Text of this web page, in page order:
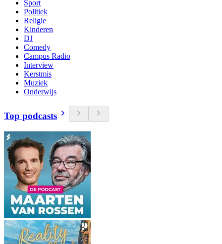
Sport
Politiek
Religie
Kinderen
DJ
Comedy
Campus Radio
Interview
Kerstmis
Muziek
Onderwijs
Top podcasts